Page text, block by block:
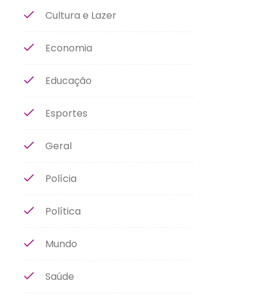
Cultura e Lazer
Economia
Educação
Esportes
Geral
Polícia
Política
Mundo
Saúde